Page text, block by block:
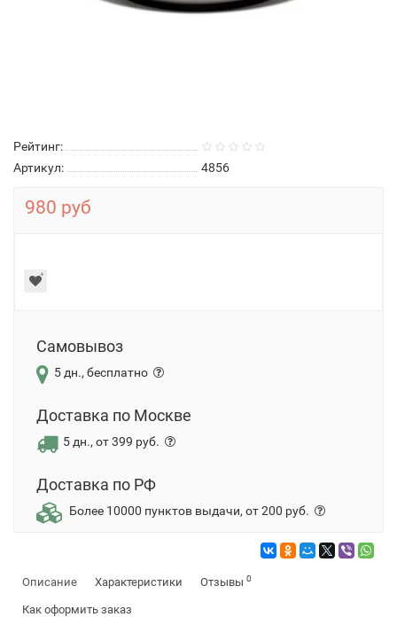
Рейтинг:
Артикул:
4856
980 руб
Самовывоз
5 дн., бесплатно
Доставка по Москве
5 дн., от 399 руб.
Доставка по РФ
Более 10000 пунктов выдачи, от 200 руб.
Описание Характеристики Отзывы 0
Как оформить заказ